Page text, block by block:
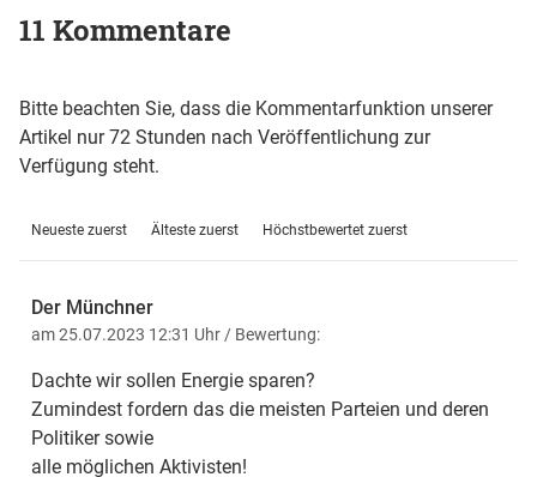
11 Kommentare
Bitte beachten Sie, dass die Kommentarfunktion unserer
Artikel nur 72 Stunden nach Veröffentlichung zur
Verfügung steht.
Neueste zuerst Älteste zuerst Höchstbewertet zuerst
Der Münchner
am 25.07.2023 12:31 Uhr / Bewertung:
Dachte wir sollen Energie sparen?
Zumindest fordern das die meisten Parteien und deren
Politiker sowie
alle möglichen Aktivisten!